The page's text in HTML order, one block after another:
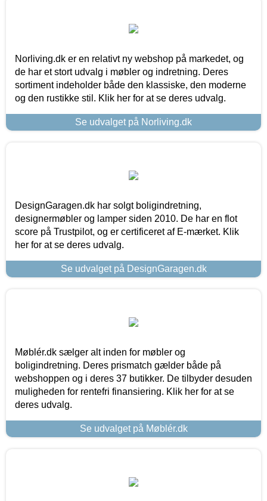
Norliving.dk er en relativt ny webshop på markedet, og
de har et stort udvalg i møbler og indretning. Deres
sortiment indeholder både den klassiske, den moderne
og den rustikke stil. Klik her for at se deres udvalg.
Se udvalget på Norliving.dk
DesignGaragen.dk har solgt boligindretning,
designermøbler og lamper siden 2010. De har en flot
score på Trustpilot, og er certificeret af E-mærket. Klik
her for at se deres udvalg.
Se udvalget på DesignGaragen.dk
Møblér.dk sælger alt inden for møbler og
boligindretning. Deres prismatch gælder både på
webshoppen og i deres 37 butikker. De tilbyder desuden
muligheden for rentefri finansiering. Klik her for at se
deres udvalg.
Se udvalget på Møblér.dk